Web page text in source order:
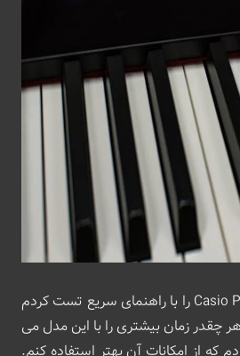
من بار اول که Casio PX-S1000 را با راهنمای سریع تست کردم
چقدر زمان بیشتری را با این مدل می
که از امکانات آن بهتر استفاده کنم.